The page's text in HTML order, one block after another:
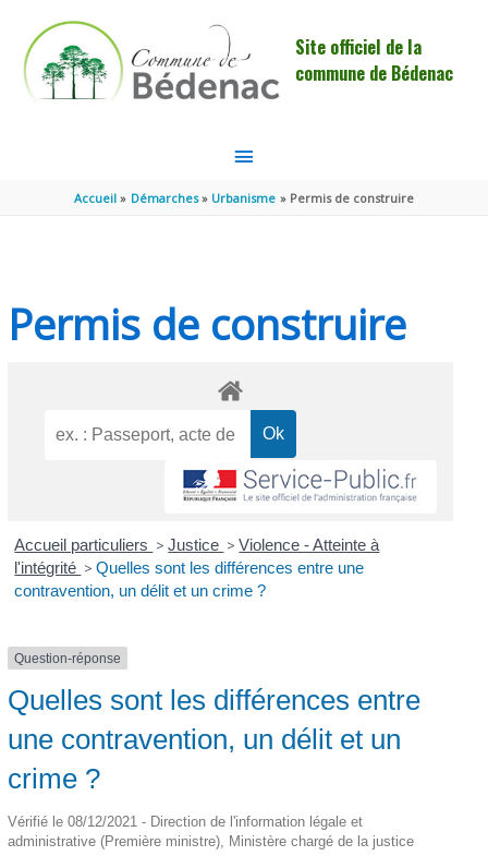
Site officiel de la
commune de Bédenac
MENU
PRINCIPAL
Accueil Démarches Urbanisme Permis de construire
Permis de construire
Accueil particuliers > Justice > Violence - Atteinte à
l'intégrité > Quelles sont les différences entre une
contravention, un délit et un crime ?
Question-réponse
Quelles sont les différences entre
une contravention, un délit et un
crime ?
Vérifié le 08/12/2021 - Direction de l'information légale et
administrative (Première ministre), Ministère chargé de la justice